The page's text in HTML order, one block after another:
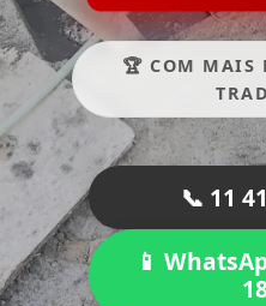
🏆 COM MAIS
📞 11
📱